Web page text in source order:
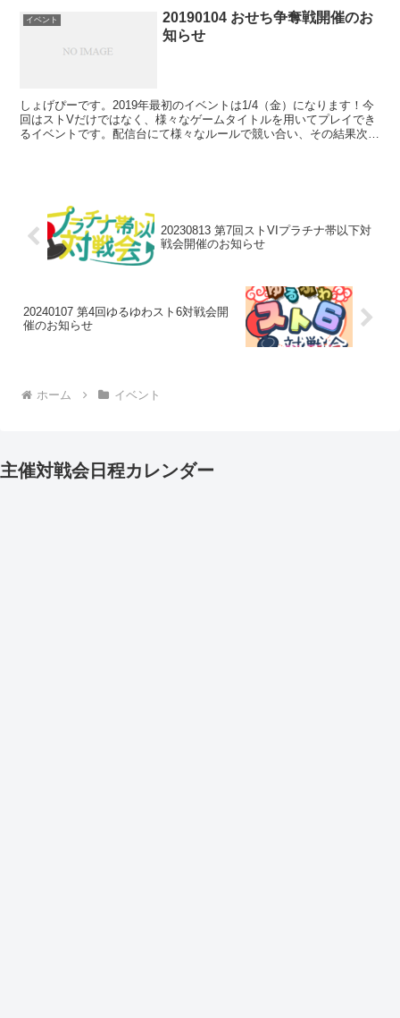
イベント
20190104 おせち争奪戦開催のお
知らせ
しょげぴーです。2019年最初のイベントは1/4（金）になります！今
回はストVだけではなく、様々なゲームタイトルを用いてプレイでき
るイベントです。配信台にて様々なルールで競い合い、その結果次第
20230813 第7回ストVIプラチナ帯以下対
戦会開催のお知らせ
20240107 第4回ゆるゆわスト6対戦会開
催のお知らせ
ホーム イベント
主催対戦会日程カレンダー